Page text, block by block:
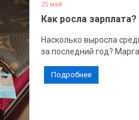
25 май
Как росла зарплата?
Насколько выросла
за последний год?
Подробнее